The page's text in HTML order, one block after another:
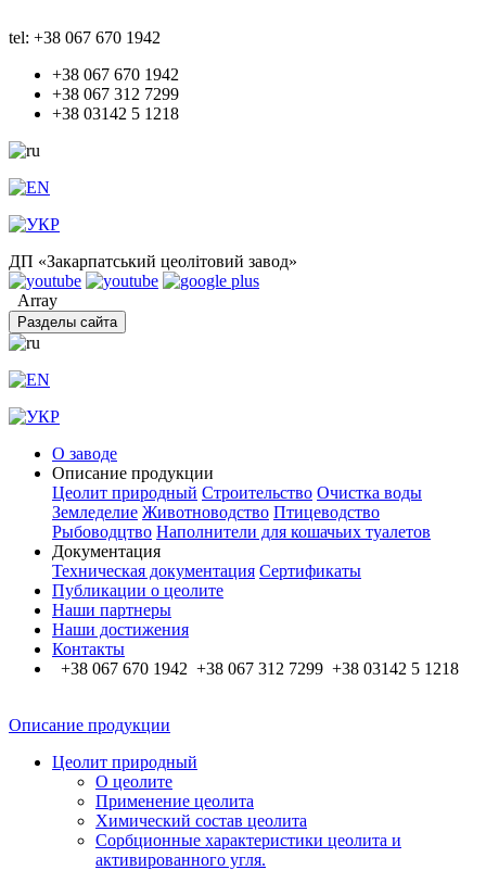
tel: +38 067 670 1942
+38 067 670 1942
+38 067 312 7299
+38 03142 5 1218
ДП «Закарпатський цеолітовий завод»
Array
Разделы сайта
О заводе
Описание продукции
Цеолит природный Строительство Очистка воды
Земледелие Животноводство Птицеводство
Рыбоводцтво Наполнители для кошачьих туалетов
Документация
Техническая документация Сертификаты
Публикации о цеолите
Наши партнеры
Наши достижения
Контакты
+38 067 670 1942 +38 067 312 7299 +38 03142 5 1218
Описание продукции
Цеолит природный
О цеолите
Применение цеолита
Химический состав цеолита
Сорбционные характеристики цеолита и
активированного угля.